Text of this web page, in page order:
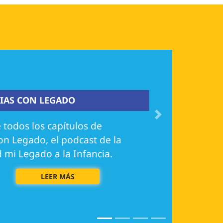
CON LEGADO
los capítulos de
Legado, el podcast de la
mi Legado a la Infancia.
LEER MÁS
Next